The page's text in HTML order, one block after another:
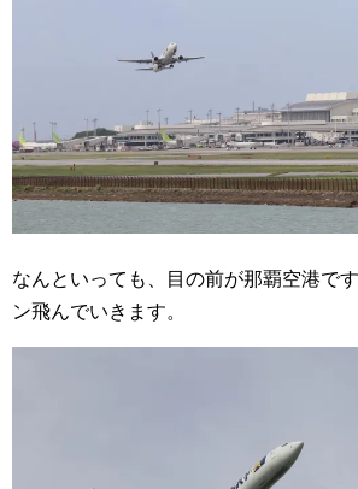
なんといっても、目の前が那覇空港で
ン飛んでいきます。